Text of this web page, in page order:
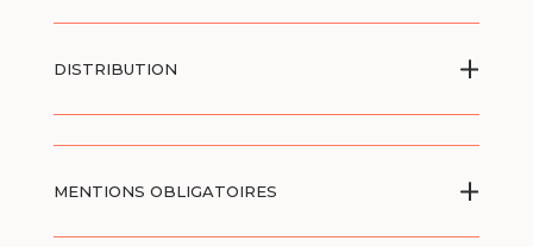
DISTRIBUTION
MENTIONS OBLIGATOIRES